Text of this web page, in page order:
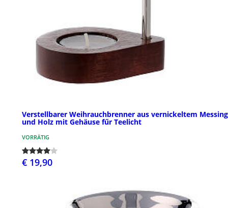
Verstellbarer Weihrauchbrenner aus vernickeltem Messing
und Holz mit Gehäuse fűr Teelicht
VORRÄTIG
€ 19,90